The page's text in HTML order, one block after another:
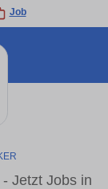
Job
Jetzt Jobs in